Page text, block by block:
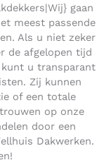
gaan
meest passende
Als u niet zeker
de afgelopen tijd
u transparant
Zij kunnen
of een totale
op onze
door een
Dakwerken.